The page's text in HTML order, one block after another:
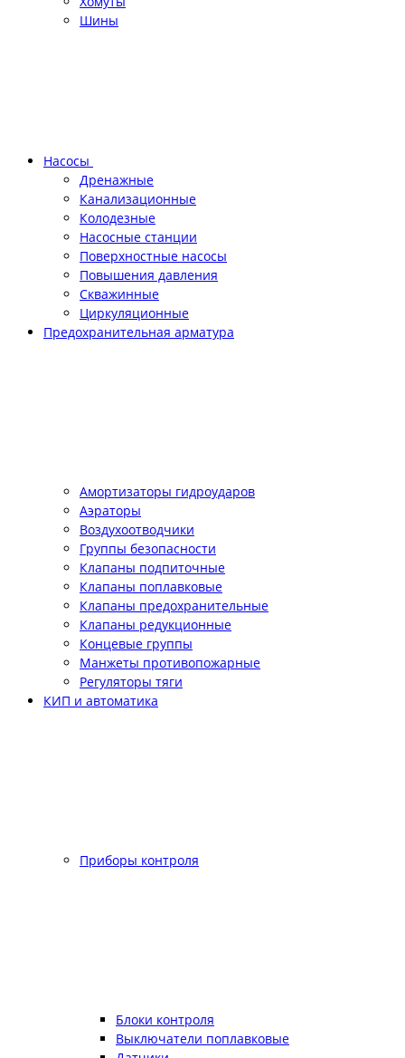
Шины
Насосы
Дренажные
Канализационные
Колодезные
Насосные станции
Поверхностные насосы
Повышения давления
Скважинные
Циркуляционные
Предохранительная арматура
Амортизаторы гидроударов
Аэраторы
Воздухоотводчики
Группы безопасности
Клапаны подпиточные
Клапаны поплавковые
Клапаны предохранительные
Клапаны редукционные
Концевые группы
Манжеты противопожарные
Регуляторы тяги
КИП и автоматика
Приборы контроля
Блоки контроля
Выключатели поплавковые